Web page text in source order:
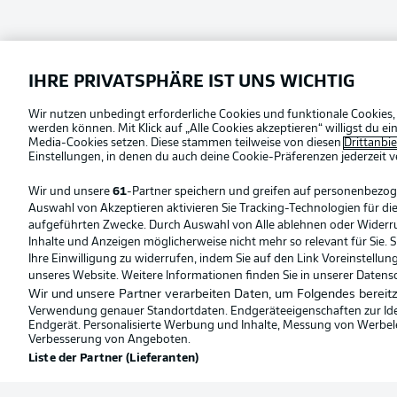
Offizielle Partner
IHRE PRIVATSPHÄRE IST UNS WICHTIG
Wir nutzen unbedingt erforderliche Cookies und funktionale
werden können. Mit Klick auf „Alle Cookies akzeptieren“ willigst du
Media-Cookies setzen. Diese stammen teilweise von diesen
Einstellungen, in denen du auch deine Cookie-Präferenzen jederzeit
Wir und unsere 61-Partner speichern und greifen auf
Auswahl von Akzeptieren aktivieren Sie Tracking-Technologien für
aufgeführten Zwecke. Durch Auswahl von Alle ablehnen oder
Inhalte und Anzeigen möglicherweise nicht mehr so relevant für
Ihre Einwilligung zu widerrufen, indem Sie auf den Link
unseres Website. Weitere Informationen finden Sie in unserer
Wir und unsere Partner verarbeiten Daten, um Folgendes
Verwendung genauer Standortdaten. Endgeräteeigenschaften zur
Endgerät. Personalisierte Werbung und Inhalte, Messung von
Verbesserung von Angeboten.
Liste der Partner (Lieferanten)